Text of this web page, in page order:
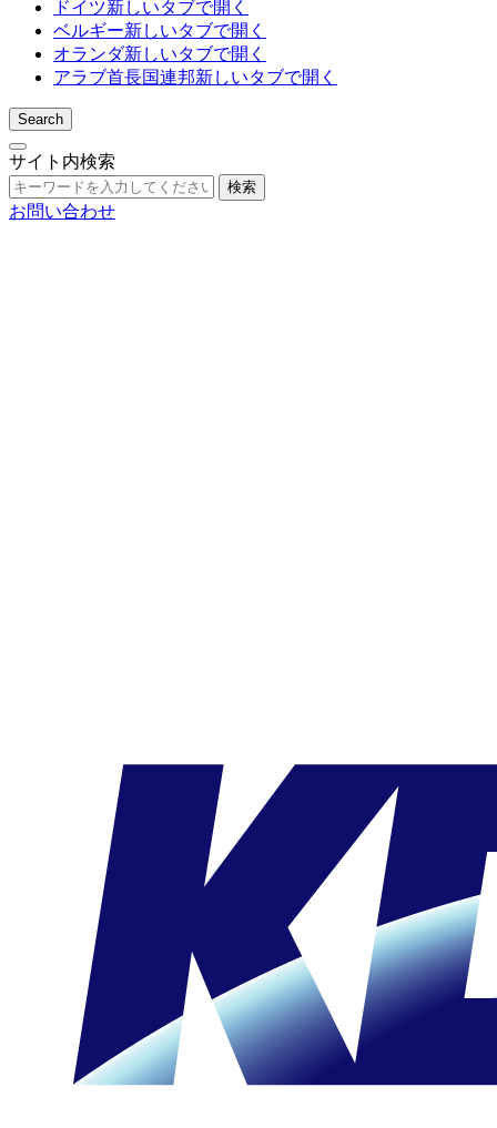
ドイツ新しいタブで開く
ベルギー新しいタブで開く
オランダ新しいタブで開く
アラブ首長国連邦新しいタブで開く
Search
サイト内検索
検索
お問い合わせ